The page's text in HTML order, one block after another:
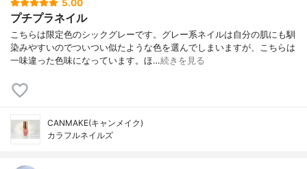
5.00
プチプラネイル
こちらは限定色のシックグレーです。グレー系ネイルは自分の肌にも馴
染みやすいのでついつい似たような色を選んでしまいますが、こちらは
一味違った色味になっています。ほ…続きを見る
CANMAKE(キャンメイク)
カラフルネイルズ